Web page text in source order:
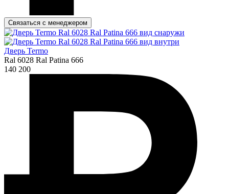
Связаться с менеджером
Дверь Termo
Ral 6028 Ral Patina 666
140 200